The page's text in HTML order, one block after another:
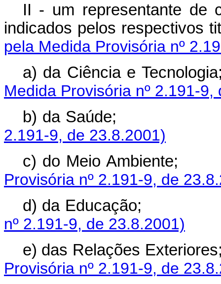
II - um representante de
indicados pelos
pela Medida Provisória nº
a) da Ciência
Medida Provisória nº 2.191-9,
b) da
2.191-9, de 23.8.2001)
c) do Meio
Provisória nº 2.191-9, de
d) da
nº 2.191-9, de 23.8.2001)
e) das Relações
Provisória nº 2.191-9, de